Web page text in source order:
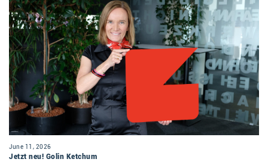
June 11, 2026
Jetzt neu! Golin Ketchum